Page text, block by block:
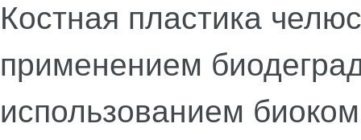
Костная пластика
применением
использованием